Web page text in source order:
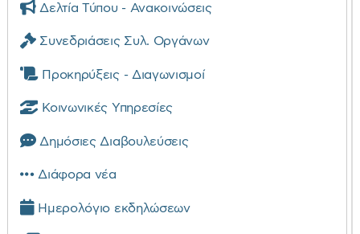
Δελτία Τύπου - Ανακοινώσεις
Συνεδριάσεις Συλ. Οργάνων
Προκηρύξεις - Διαγωνισμοί
Κοινωνικές Υπηρεσίες
Δημόσιες Διαβουλεύσεις
Διάφορα νέα
Ημερολόγιο εκδηλώσεων